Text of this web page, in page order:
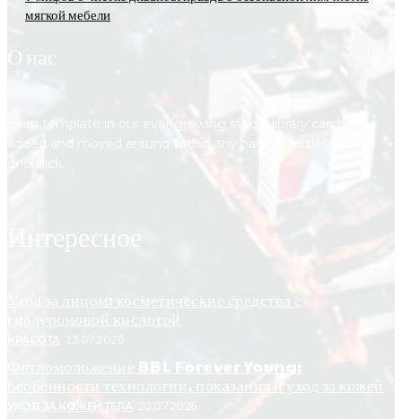
мягкой мебели
О нас
Each template in our ever growing studio library can be
added and moved around within any page effortlessly with
Интересное
Уход за лицом: косметические средства с
гиалуроновой кислотой
КРАСОТА
Фотоомоложение BBL Forever Young:
особенности технологии, показания и уход за кожей
УХОД ЗА КОЖЕЙ ТЕЛА